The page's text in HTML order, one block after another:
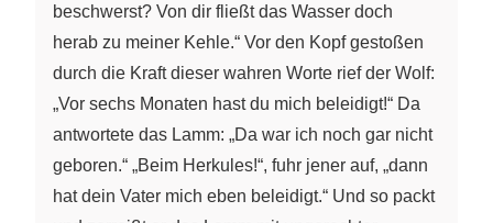
beschwerst? Von dir fließt das Wasser doch
herab zu meiner Kehle.“ Vor den Kopf gestoßen
durch die Kraft dieser wahren Worte rief der Wolf:
„Vor sechs Monaten hast du mich beleidigt!“ Da
antwortete das Lamm: „Da war ich noch gar nicht
geboren.“ „Beim Herkules!“, fuhr jener auf, „dann
hat dein Vater mich eben beleidigt.“ Und so packt